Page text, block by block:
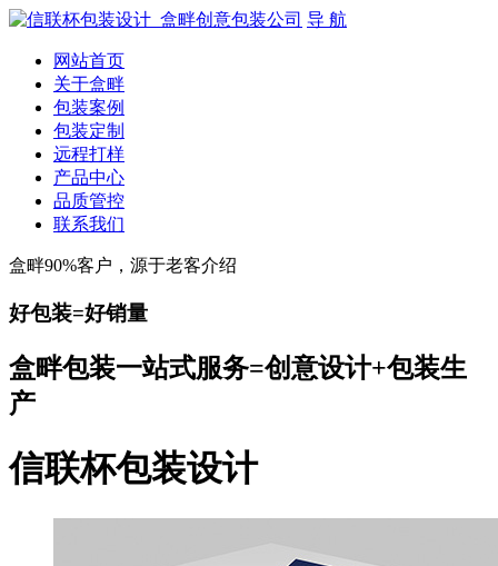
导 航
网站首页
关于盒畔
包装案例
包装定制
远程打样
产品中心
品质管控
联系我们
盒畔90%客户，源于老客介绍
好包装=好销量
盒畔包装一站式服务=创意设计+包装生
产
信联杯包装设计